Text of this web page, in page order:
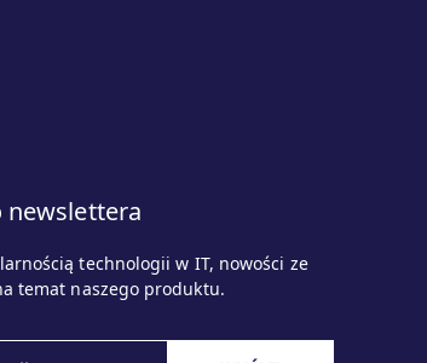
newslettera
technologii w IT, nowości ze
temat naszego produktu.